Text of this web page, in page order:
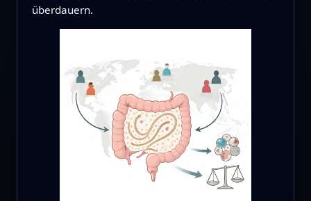
überdauern.